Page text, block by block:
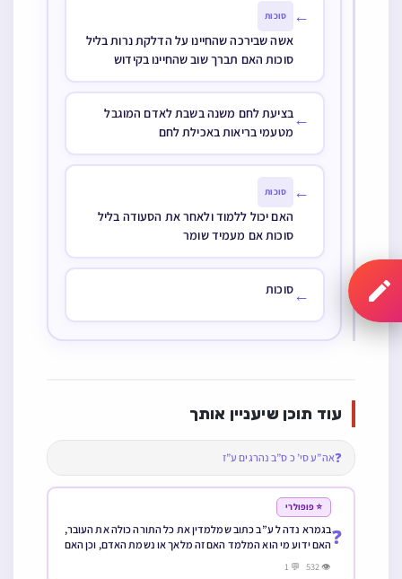
← סוכות
אשה שבירכה שהחיינו על הדלקת נרות בליל
סוכות האם תברך שוב שהחיינו בקידוש
←בציעת לחם משנה בשבת לאדם המוגבל
מטעמי בריאות באכילת לחם
← סוכות
האם יכול ללמוד ולאחר את הסעודה בליל
סוכות אם מעמיד שומר
←סוכות
עוד תוכן שיעניין אותך
❓אה”ע סי’ כ ס”ב נהרגים ע”ז
❓
⭐ פופולרי
בגמרא נדה ל ע”ב כתוב שמלמדין את כל התורה כולה את העובר,
האם ידוע מי הוא המלמד האם זה מלאך או נשמת האדם, וכן האם
👁 532 💬 1